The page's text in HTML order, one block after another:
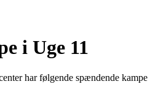
i Uge 11
har følgende spændende kampe